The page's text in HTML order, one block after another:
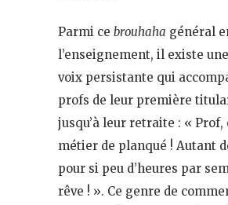
Parmi ce brouhaha général
l’enseignement, il existe
voix persistante qui
profs de leur première
jusqu’à leur retraite : « Prof,
métier de planqué ! Autant
pour si peu d’heures par
rêve ! ». Ce genre de